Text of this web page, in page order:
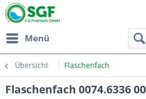
Menü
Übersicht Flaschenfach
Flaschenfach 0074.6336